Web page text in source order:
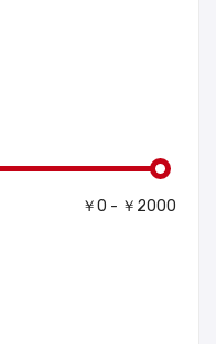
￥0 - ￥2000